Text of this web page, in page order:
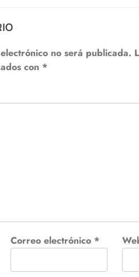
no será publicada.
con *
Correo electrónico *